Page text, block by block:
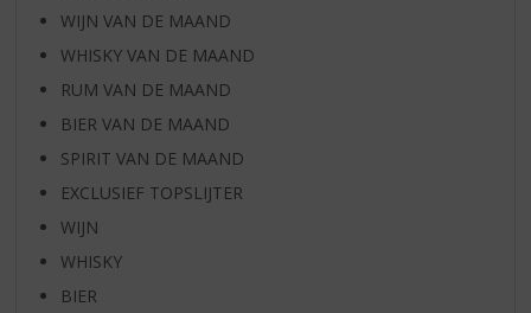
WIJN VAN DE MAAND
WHISKY VAN DE MAAND
RUM VAN DE MAAND
BIER VAN DE MAAND
SPIRIT VAN DE MAAND
EXCLUSIEF TOPSLIJTER
WIJN
WHISKY
BIER